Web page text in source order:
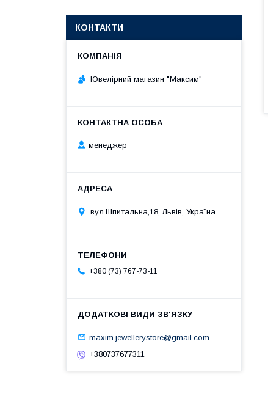
КОНТАКТИ
Ювелірний магазин "Максим"
менеджер
вул.Шпитальна,18, Львів, Україна
+380 (73) 767-73-11
maxim.jewellerystore@gmail.com
+380737677311